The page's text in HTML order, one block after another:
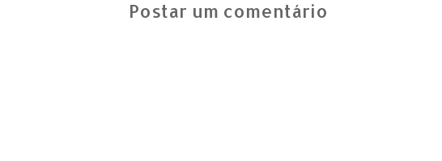
Postar um comentário